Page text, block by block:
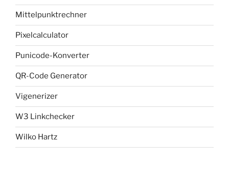
Mittelpunktrechner
Pixelcalculator
Punicode-Konverter
QR-Code Generator
Vigenerizer
W3 Linkchecker
Wilko Hartz